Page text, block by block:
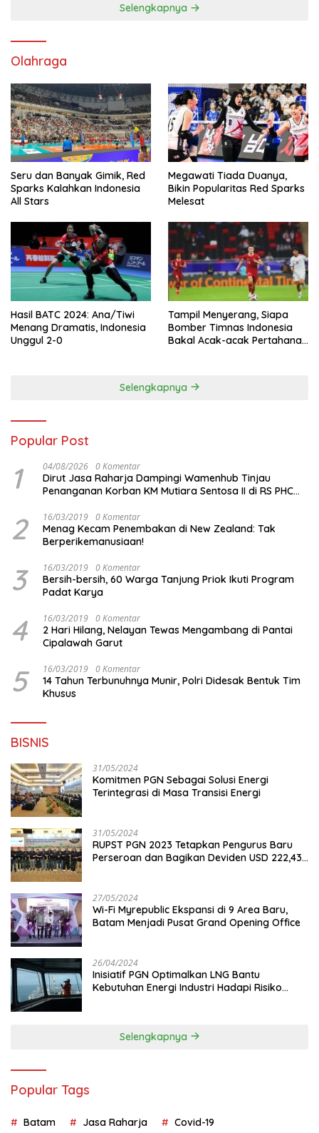
Selengkapnya
Olahraga
Seru dan Banyak Gimik, Red
Sparks Kalahkan Indonesia
All Stars
Megawati Tiada Duanya,
Bikin Popularitas Red Sparks
Melesat
Hasil BATC 2024: Ana/Tiwi
Menang Dramatis, Indonesia
Unggul 2-0
Tampil Menyerang, Siapa
Bomber Timnas Indonesia
Bakal Acak-acak Pertahanan
Selengkapnya
Popular Post
1 04/08/2026 0 Komentar
Dirut Jasa Raharja Dampingi Wamenhub Tinjau
Penanganan Korban KM Mutiara Sentosa II di RS PHC
2 16/03/2019 0 Komentar
Menag Kecam Penembakan di New Zealand: Tak
Berperikemanusiaan!
3 16/03/2019 0 Komentar
Bersih-bersih, 60 Warga Tanjung Priok Ikuti Program
Padat Karya
4 16/03/2019 0 Komentar
2 Hari Hilang, Nelayan Tewas Mengambang di Pantai
Cipalawah Garut
5 16/03/2019 0 Komentar
14 Tahun Terbunuhnya Munir, Polri Didesak Bentuk Tim
Khusus
BISNIS
31/05/2024
Komitmen PGN Sebagai Solusi Energi
Terintegrasi di Masa Transisi Energi
31/05/2024
RUPST PGN 2023 Tetapkan Pengurus Baru
Perseroan dan Bagikan Deviden USD 222,43
27/05/2024
Wi-Fi Myrepublic Ekspansi di 9 Area Baru,
Batam Menjadi Pusat Grand Opening Office
26/04/2024
Inisiatif PGN Optimalkan LNG Bantu
Kebutuhan Energi Industri Hadapi Risiko
Selengkapnya
Popular Tags
Batam Jasa Raharja Covid-19